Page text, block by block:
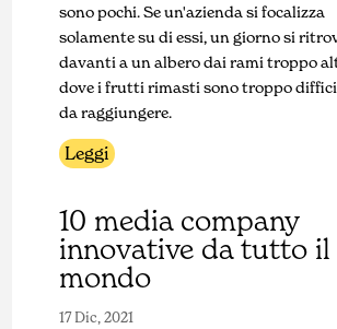
sono pochi. Se un'azienda si focalizza
solamente su di essi, un giorno si
davanti a un albero dai rami troppo
dove i frutti rimasti sono troppo
da raggiungere.
Leggi
10 media company
innovative da tutto il
mondo
17 Dic, 2021